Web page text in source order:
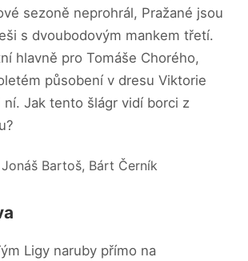
sezoně neprohrál, Pražané jsou
s dvoubodovým mankem třetí.
hlavně pro Tomáše Chorého,
působení v dresu Viktorie
Jak tento šlágr vidí borci z
Jonáš Bartoš, Bárt Černík
Ligy naruby přímo na